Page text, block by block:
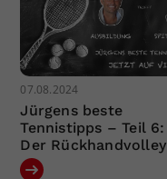
07.08.2024
Jürgens beste
Tennistipps – Teil 6:
Der Rückhandvolley